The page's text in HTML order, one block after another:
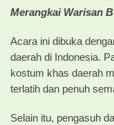
Merangkai Warisan
Acara ini dibuka
daerah di Indonesia.
kostum khas daerah
terlatih dan penuh
Selain itu, pengasuh